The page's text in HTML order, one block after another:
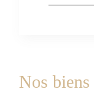
Nos biens